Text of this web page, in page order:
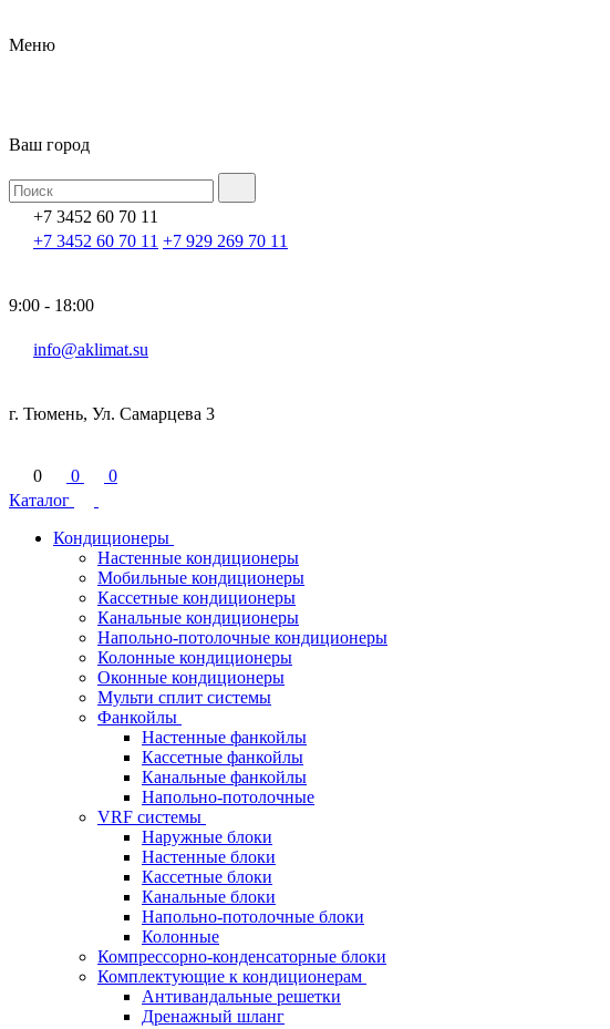
Меню
Ваш город
+7 3452 60 70 11
+7 3452 60 70 11 +7 929 269 70 11
9:00 - 18:00
info@aklimat.su
г. Тюмень, Ул. Самарцева 3
0 0
0
Каталог
Кондиционеры
Настенные кондиционеры
Мобильные кондиционеры
Кассетные кондиционеры
Канальные кондиционеры
Напольно-потолочные кондиционеры
Колонные кондиционеры
Оконные кондиционеры
Мульти сплит системы
Фанкойлы
Настенные фанкойлы
Кассетные фанкойлы
Канальные фанкойлы
Напольно-потолочные
VRF системы
Наружные блоки
Настенные блоки
Кассетные блоки
Канальные блоки
Напольно-потолочные блоки
Колонные
Компрессорно-конденсаторные блоки
Комплектующие к кондиционерам
Антивандальные решетки
Дренажный шланг